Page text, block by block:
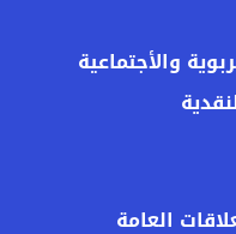
والأجتماعية
العامة